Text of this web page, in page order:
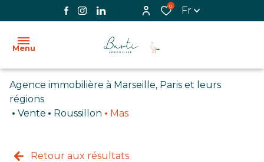
0 Fr
Menu
ACCUEIL
VENTE
Agence immobilière à Marseille, Paris et leurs
régions
Vente
Roussillon Mas
Retour aux résultats